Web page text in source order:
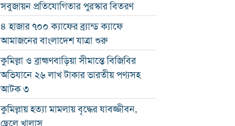
সবুজায়ন প্রতিযোগিতার পুরস্কার বিতরণ
৪ হাজার ৭০০ ক্যাফের ব্র্যান্ড ক্যাফে
আমাজনের বাংলাদেশ যাত্রা শুরু
কুমিল্লা ও ব্রাহ্মণবাড়িয়া সীমান্তে বিজিবির
অভিযানে ২৬ লাখ টাকার ভারতীয় পণ্যসহ
আটক ৩
কুমিল্লায় হত্যা মামলায় বৃদ্ধের যাবজ্জীবন,
ছেলে খালাস